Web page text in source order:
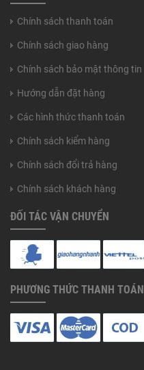
Chính sách thanh toán
Chính sách giao hàng
Chính sách bảo mật thông tin
Hướng dẫn đặt hàng
Các hình thức thanh toán
Chính sách kiểm hàng
Chính sách đổi trả hàng
Chính sách khách hàng
ĐỐI TÁC VẬN CHUYỂN
PHƯƠNG THỨC THANH TOÁN